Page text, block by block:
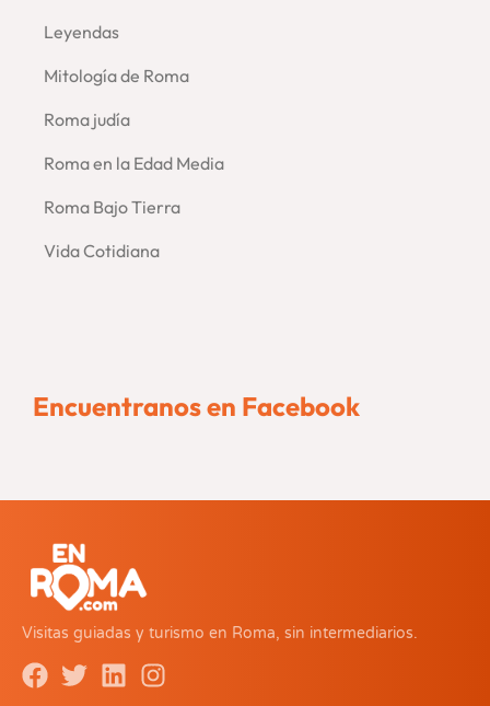
Leyendas
Mitología de Roma
Roma judía
Roma en la Edad Media
Roma Bajo Tierra
Vida Cotidiana
Encuentranos en Facebook
Visitas guiadas y turismo en Roma, sin intermediarios.